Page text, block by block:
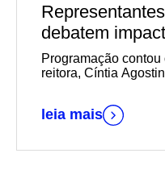
debatem
econômicas e
almoço da Acil
Programação
reitora, Cíntia
instituição, Daniel
leia mais